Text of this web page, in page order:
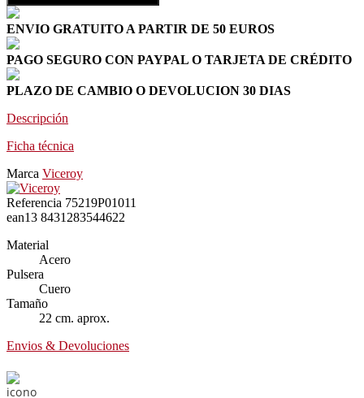
ENVIO GRATUITO A PARTIR DE 50 EUROS
PAGO SEGURO CON PAYPAL O TARJETA DE CRÉDITO
PLAZO DE CAMBIO O DEVOLUCION 30 DIAS
Descripción
Ficha técnica
Marca Viceroy
Referencia 75219P01011
ean13 8431283544622
Material
Acero
Pulsera
Cuero
Tamaño
22 cm. aprox.
Envios & Devoluciones